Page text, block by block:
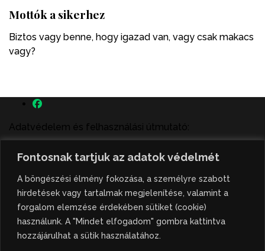
Fontosnak tartjuk az adatok védelmét
A böngészési élmény fokozása, a személyre szabott
hirdetések vagy tartalmak megjelenítése, valamint a
forgalom elemzése érdekében sütiket (cookie)
használunk. A "Mindet elfogadom" gombra kattintva
hozzájárulhat a sütik használatához.
Mottók a sikerhez
Biztos vagy benne, hogy igazad van, vagy csak makacs
vagy?
Adatvédelem és felhasználási útmutató:
A szenttamás.rs magyar nyelvű internetes hírportálon
megjelenő szerzői írások, a híranyag és minden egyéb
tartalom a portált működtető Gion Nándor Kulturális
Központ szellemi tulajdonát képezik, amely szellemi
tulajdont a nemzetközi és szerbiai törvények védik. A
jogosulatlan felhasználás büntető- és polgári jogi
következményeket von maga után. A hírportálon